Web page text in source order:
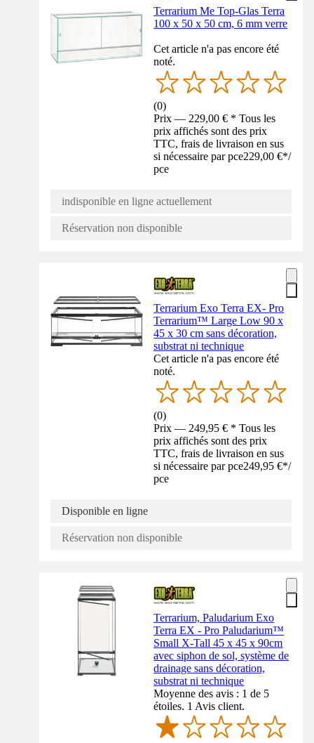
Terrarium Me Top-Glas Terra
100 x 50 x 50 cm, 6 mm verre
Cet article n'a pas encore été
noté.
(0)
Prix — 229,00 € * Tous les
prix affichés sont des prix
TTC, frais de livraison en sus
si nécessaire par pce229,00 €*/
pce
indisponible en ligne actuellement
Réservation non disponible
Terrarium Exo Terra EX- Pro
Terrarium™ Large Low 90 x
45 x 30 cm sans décoration,
substrat ni technique
Cet article n'a pas encore été
noté.
(0)
Prix — 249,95 € * Tous les
prix affichés sont des prix
TTC, frais de livraison en sus
si nécessaire par pce249,95 €*/
pce
Disponible en ligne
Réservation non disponible
Terrarium, Paludarium Exo
Terra EX - Pro Paludarium™
Small X-Tall 45 x 45 x 90cm
avec siphon de sol, système de
drainage sans décoration,
substrat ni technique
Moyenne des avis : 1 de 5
étoiles. 1 Avis client.